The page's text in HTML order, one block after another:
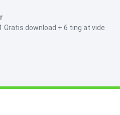
Gratis download + 6 ting at vide